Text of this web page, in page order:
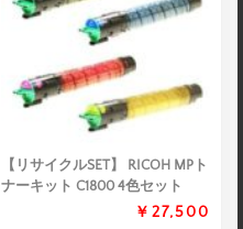
【リサイクルSET】 RICOH MPト
ナーキット C1800 4色セット
￥27,500